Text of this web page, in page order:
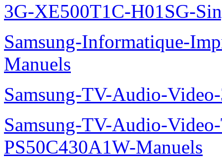
3G-XE500T1C-H01SG-
Samsung-Informatique-
Manuels
Samsung-TV-Audio-
Samsung-TV-Audio-
PS50C430A1W-Manuels